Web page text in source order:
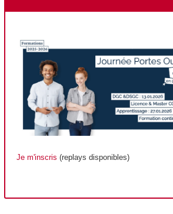
Je m'inscris (replays disponibles)